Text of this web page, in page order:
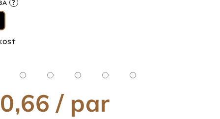
?
/ par